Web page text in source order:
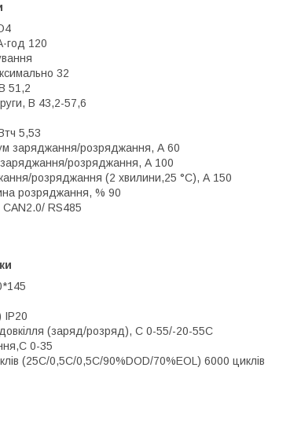
120
32
51,2
В 43,2-57,6
5,53
заряджання/розряджання, А 60
розряджання, А 100
розряджання (2 хвилини,25 °C), А 150
розряджання, % 90
CAN2.0/ RS485
IP20
(заряд/розряд), С 0-55/-20-55С
0-35
(25С/0,5С/0,5С/90%DOD/70%EOL) 6000 циклів